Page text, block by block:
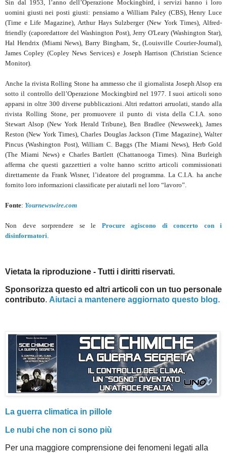
Sin dal 1953, l’anno dell’Operazione Mockingbird, i servizi hanno i loro
uomini giusti nei posti giusti: pensiamo a William Paley (CBS), Henry Luce
(Time e Life Magazine), Arthur Hays Sulzberger (New York Times), Alfred-
friendly (caporedattore del Washington Post), Jerry O'Leary (Washington Star),
Hal Hendrix (Miami News), Barry Bingham, Sr., (Louisville Courier-Journal),
James Copley (Copley News Services) e Joseph Harrison (Christian Science
Monitor).
Anche la rivista Rolling Stone ha ammesso che il giornalista Joseph Alsop era
sotto il controllo dell’Operazione Mockingbird nel 1977. I suoi articoli sono
apparsi in oltre 300 diverse pubblicazioni. Altri redattori arruolati, stando alla
rivista Rolling Stone, per promuovere il punto di vista della C.I.A. sono
Stewart Alsop (New York Herald Tribune), Ben Bradlee (Newsweek), James
Reston (New York Times), Charles Douglas Jackson (Time Magazine), Walter
Pincus (Washington Post), William C. Baggs (The Miami News), Herb Gold
(The Miami News) e Charles Bartlett (Chattanooga Times). Nina Burleigh
afferma che questi gazzettieri a volte hanno scritto articoli commissionati
direttamente da Frank Wisner, l’ideatore del programma. La C.I.A. ha anche
fornito loro informazioni classificate per aiutarli nel loro “lavoro”.
Fonte: Yournewswire.com
Non deve sorprendere se le Procure
agiscono di concerto con i
disinformatori
Vietata la riproduzione - Tutti i diritti riservati.
Sponsorizza questo ed altri articoli con un tuo personale
contributo. Aiutaci a mantenere aggiornato questo blog.
La guerra climatica in pillole
Le nubi che non ci sono più
Per una maggiore comprensione dei fenomeni legati alla